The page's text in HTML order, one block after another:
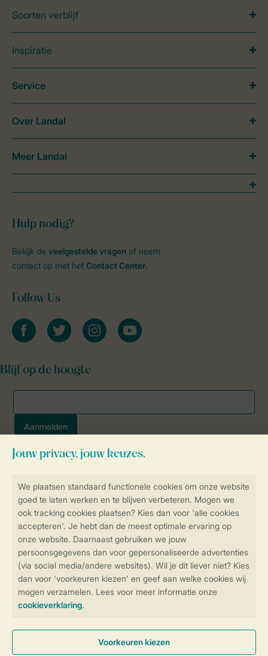
Controle over jouw gegevens &
privacy
SSL certificaat
Veilige gegevensoverdracht
Veilige betaling
Soorten verblijf
Inspiratie
Hulp nodig?
Bekijk de veelgestelde vragen of neem
contact op met het Contact Center.
Follow Us
facebooktwitter instagramyoutube
Blijf op de hoogte
Service
Over Landal
Meer Landal